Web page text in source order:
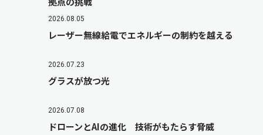
2026.08.05
レーザー無線給電でエネルギーの制約を越える
2026.07.23
グラスが放つ光
2026.07.08
ドローンとAIの進化 技術がもたらす脅威